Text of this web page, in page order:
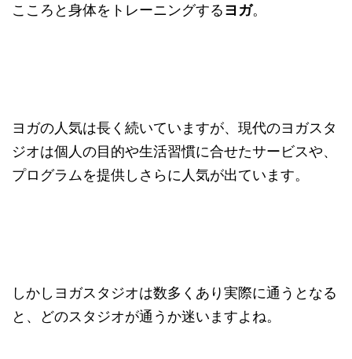
こころと身体をトレーニングするヨガ。
ヨガの人気は長く続いていますが、現代のヨガスタ
ジオは個人の目的や生活習慣に合せたサービスや、
プログラムを提供しさらに人気が出ています。
しかしヨガスタジオは数多くあり実際に通うとなる
と、どのスタジオが通うか迷いますよね。